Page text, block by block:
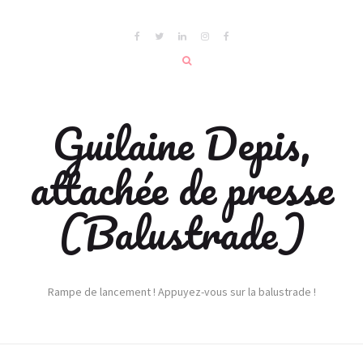
Guilaine Depis,
attachée de presse
(Balustrade)
Rampe de lancement ! Appuyez-vous sur la balustrade !